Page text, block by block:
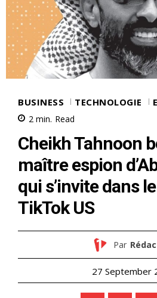
BUSINESS TECHNOLOGIE
2 min. Read
Cheikh Tahnoon
maître espion
qui s’invite dans
TikTok US
Par
27 September